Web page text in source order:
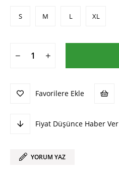
S M L XL
Favorilere Ekle
Fiyat Düşünce Haber Ver
YORUM YAZ